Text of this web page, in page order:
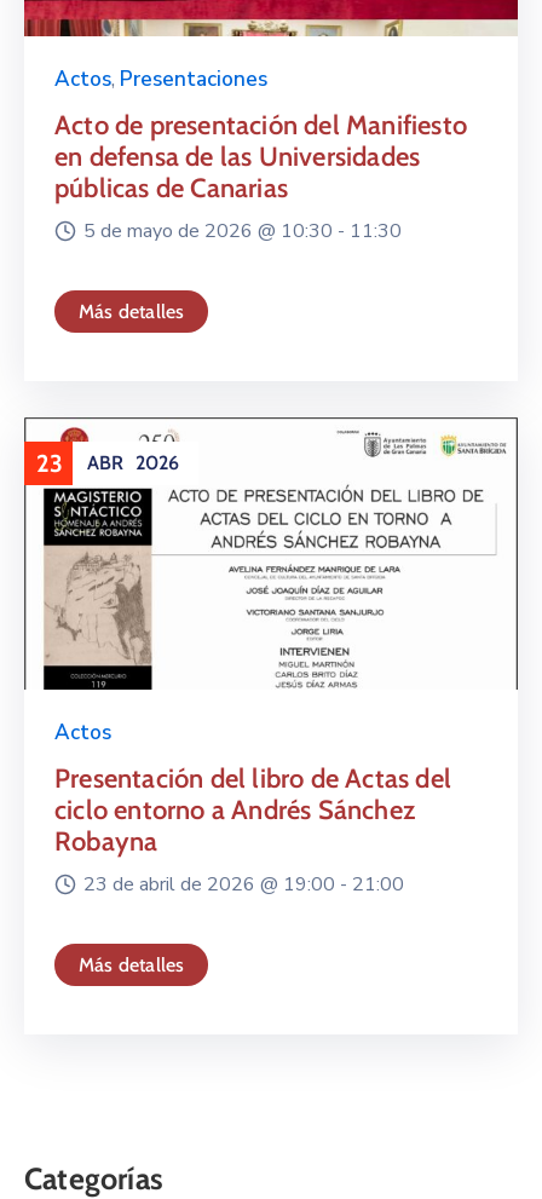
Actos, Presentaciones
Acto de presentación del Manifiesto
en defensa de las Universidades
públicas de Canarias
5 de mayo de 2026 @ 10:30 - 11:30
Más detalles
23 ABR 2026
Actos
Presentación del libro de Actas del
ciclo entorno a Andrés Sánchez
Robayna
23 de abril de 2026 @ 19:00 - 21:00
Más detalles